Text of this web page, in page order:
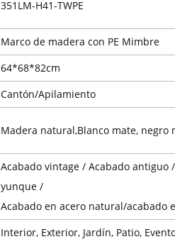
351LM-H41-TWPE
Marco de madera con PE Mimbre
64*68*82cm
Cantón/Apilamiento
Madera natural,Blanco mate, negro
Acabado vintage / Acabado antiguo
yunque /
Acabado en acero natural/acabado
Interior, Exterior, Jardín, Patio,